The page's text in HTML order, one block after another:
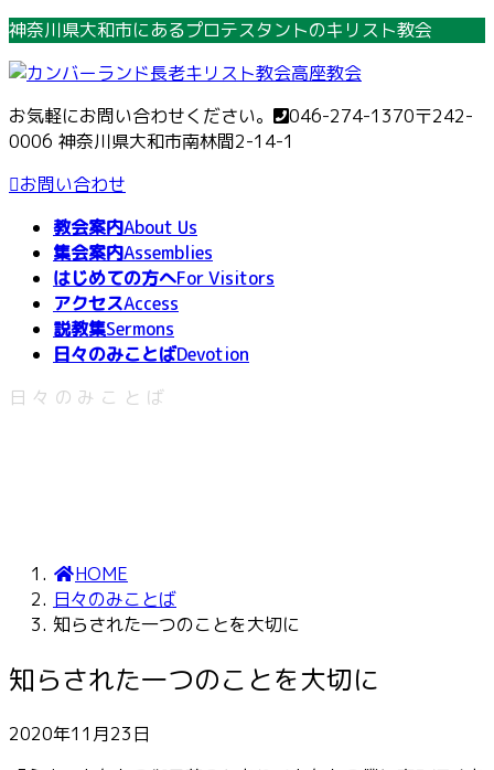
コ
テ
ン
ツ
へ
ス
ナ
ゲ
ー
シ
ョ
ン
神奈川県大和市にあるプロテスタントのキリスト教会
お気軽にお問い合わせください。 046-274-1370〒242-
0006 神奈川県大和市南林間2-14-1
お問い合わせ
教会案内About Us
集会案内Assemblies
はじめての方へFor Visitors
アクセスAccess
説教集Sermons
日々のみことばDevotion
日々のみことば
HOME
日々のみことば
知らされた一つのことを大切に
知らされた一つのことを大切に
2020年11月23日